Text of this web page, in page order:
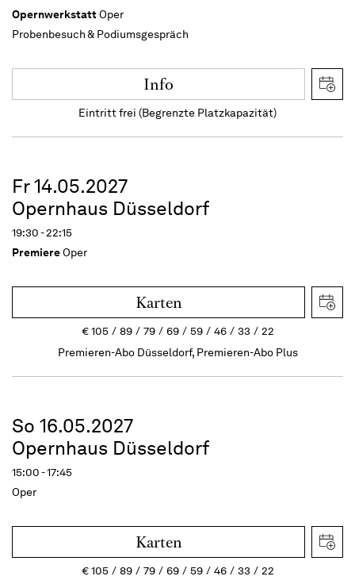
OpernwerkstattOper
Probenbesuch & Podiumsgespräch
Info
Eintritt frei (Begrenzte Platzkapazität)
Fr 14.05.2027
Opernhaus Düsseldorf
19:30 - 22:15
PremiereOper
Karten
€105 89 79 69 59 46 33
22
Premieren-Abo Düsseldorf, Premieren-Abo Plus
So 16.05.2027
Opernhaus Düsseldorf
15:00 - 17:45
Oper
Karten
€105 89 79 69 59 46 33
22